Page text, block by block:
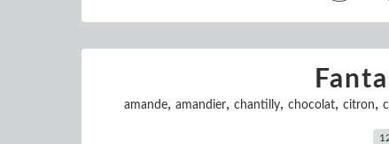
amande, amandier, chantilly, chocolat, citron,